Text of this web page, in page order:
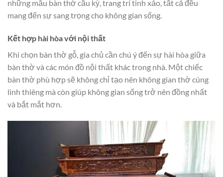
những mẫu bàn thờ cầu kỳ, trang trí tinh xảo, tất cả đều
mang đến sự sang trọng cho không gian sống.
Kết hợp hài hòa với nội thất
Khi chọn bàn thờ gỗ, gia chủ cần chú ý đến sự hài hòa giữa
bàn thờ và các món đồ nội thất khác trong nhà. Một chiếc
bàn thờ phù hợp sẽ không chỉ tạo nên không gian thờ cúng
linh thiêng mà còn giúp không gian sống trở nên đồng nhất
và bắt mắt hơn.